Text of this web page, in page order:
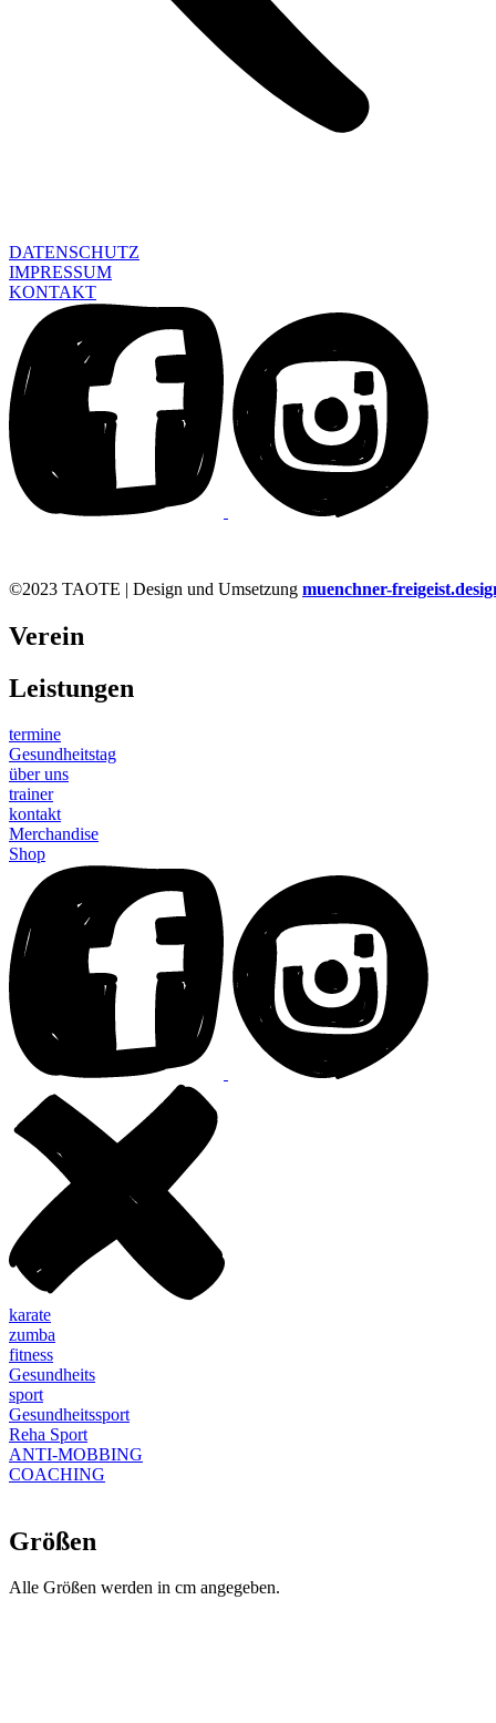
DATENSCHUTZ
IMPRESSUM
KONTAKT
©2023 TAOTE | Design und Umsetzung muenchner-
Verein
Leistungen
termine
Gesundheitstag
über uns
trainer
kontakt
Merchandise
Shop
karate
zumba
fitness
Gesundheits
sport
Gesundheitssport
Reha Sport
ANTI-MOBBING
COACHING
Größen
Alle Größen werden in cm angegeben.